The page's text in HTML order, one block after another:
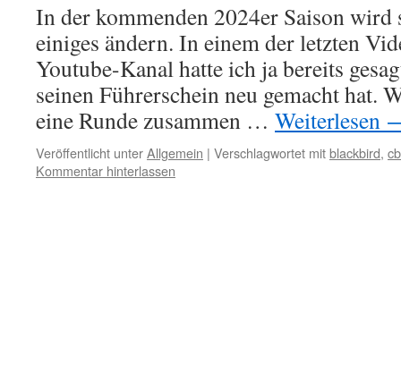
In der kommenden 2024er Saison wird
einiges ändern. In einem der letzten
Youtube-Kanal hatte ich ja bereits
seinen Führerschein neu gemacht hat.
eine Runde zusammen … Weiterlesen
Veröffentlicht unterAllgemein | Verschlagwortet mitblackbird,
Kommentar hinterlassen